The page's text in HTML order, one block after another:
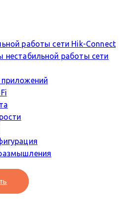
работы сети Hik-Connect
нестабильной работы сети